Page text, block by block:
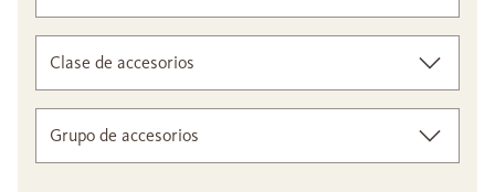
Clase de accesorios
Grupo de accesorios